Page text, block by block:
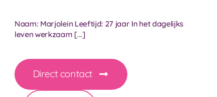
Naam: Marjolein Leeftijd: 27 jaar In het dagelijks
leven werkzaam [...]
Direct contact